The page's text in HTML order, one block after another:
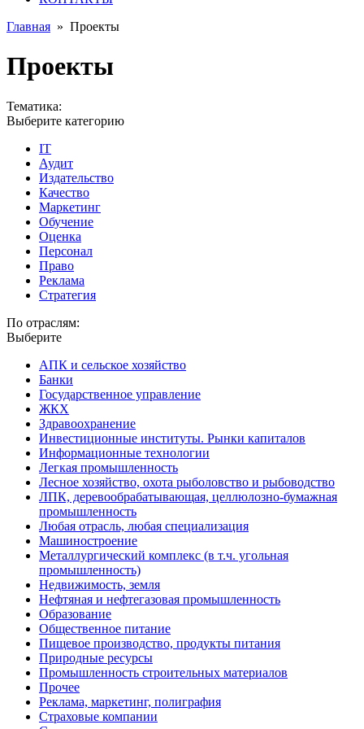
Главная » Проекты
Проекты
Тематика:
Выберите категорию
IT
Аудит
Издательство
Качество
Маркетинг
Обучение
Оценка
Персонал
Право
Реклама
Стратегия
По отраслям:
Выберите
АПК и сельское хозяйство
Банки
Государственное управление
ЖКХ
Здравоохранение
Инвестиционные институты. Рынки капиталов
Информационные технологии
Легкая промышленность
Лесное хозяйство, охота рыболовство и рыбоводство
ЛПК, деревообрабатывающая, целлюлозно-бумажная
промышленность
Любая отрасль, любая специализация
Машиностроение
Металлургический комплекс (в т.ч. угольная
промышленность)
Недвижимость, земля
Нефтяная и нефтегазовая промышленность
Образование
Общественное питание
Пищевое производство, продукты питания
Природные ресурсы
Промышленность строительных материалов
Прочее
Реклама, маркетинг, полиграфия
Страховые компании